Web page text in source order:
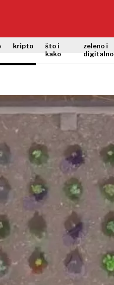
kripto
što i
kako
zeleno i
digitalno